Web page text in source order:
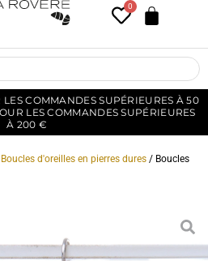
0
COMMANDES SUPÉRIEURES À 50
LES COMMANDES SUPÉRIEURES
À 200 €
Boucles d'oreilles en pierres dures / Boucles